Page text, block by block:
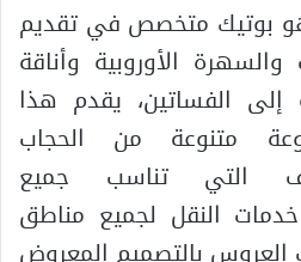
بوتيك متخصص في تقديم
الأوروبية وأناقة
إلى الفساتين، يقدم هذا
متنوعة من الحجاب
التي تناسب جميع
خدمات النقل لجميع مناطق